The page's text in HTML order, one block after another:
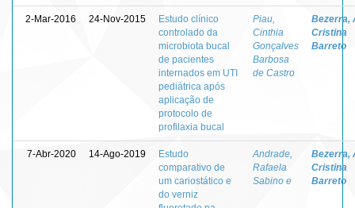
2-Mar-2016 24-Nov-2015
Estudo clínico
controlado da
microbiota bucal
de pacientes
internados em UTI
pediátrica após
aplicação de
protocolo de
profilaxia bucal
Piau,
Cinthia
Gonçalves
Barbosa
de Castro
Bezerra,
Cristina
Barreto
7-Abr-2020 14-Ago-2019
Estudo
comparativo de
um cariostático e
do verniz
Andrade,
Rafaela
Sabino e
Bezerra,
Cristina
Barreto